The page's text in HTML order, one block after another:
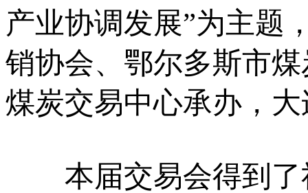
产业协调发展”为主题
销协会、鄂尔多斯市
煤炭交易中心承办，
本届交易会得到了